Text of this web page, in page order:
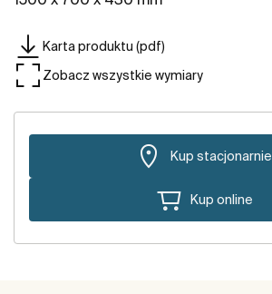
Karta produktu (pdf)
Zobacz wszystkie wymiary
Kup stacjonarnie
Kup online